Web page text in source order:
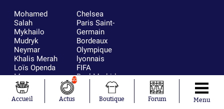
Mohamed
Salah
Mykhailo
Mudryk
Neymar
Khalis Merah
Loïs Openda
Moussa
Niakhaté
Nicolás
Tagliafico
Chelsea
Paris Saint-
Germain
Bordeaux
Olympique
lyonnais
FIFA
Real Madrid
RC Strasbourg
AC Milan
France
Accueil
10
Actus Boutique Forum Menu